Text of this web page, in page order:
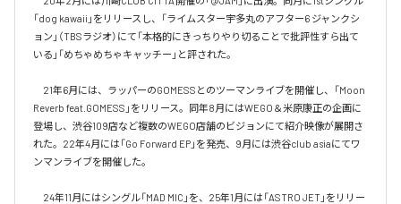
「dog kawaii」をリリースし、「ライムスター宇多丸のアフター6 ジャンクシ
ョン」（TBSラジオ）にて「本格的にきっちりやり切ることで批評性すら出て
いる」「めちゃめちゃキャッチー」と評された。
21年6月には、ラッパーのGOMESSとのツーマンライブを開催し、「Moon
Reverb feat.GOMESS」をリリース。同年8月にはWEGO＆米原康正の企画に
登場し、渋谷109店など複数のWEGO店舗のビジョンにて紹介映像が展開さ
れた。22年4月には「Go Forward EP」を発売、9月には渋谷club asiaにてワ
ンマンライブを開催した。
24年11月にはシングル「MAD MIC」を、25年1月には「ASTRO JET」をリリー